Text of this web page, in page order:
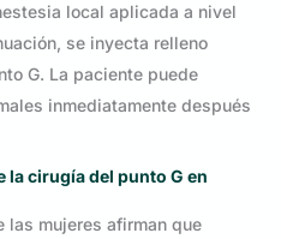
local aplicada a nivel
se inyecta relleno
G. La paciente puede
inmediatamente después
la cirugía del punto G en
las mujeres afirman que